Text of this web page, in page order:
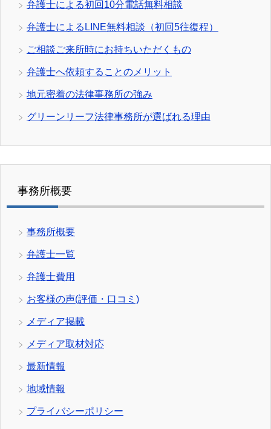
弁護士による初回10分電話無料相談
弁護士によるLINE無料相談（初回5往復程）
ご相談ご来所時にお持ちいただくもの
弁護士へ依頼することのメリット
地元密着の法律事務所の強み
グリーンリーフ法律事務所が選ばれる理由
事務所概要
事務所概要
弁護士一覧
弁護士費用
お客様の声(評価・口コミ)
メディア掲載
メディア取材対応
最新情報
地域情報
プライバシーポリシー